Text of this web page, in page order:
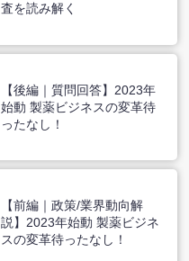
査を読み解く
【後編｜質問回答】2023年
始動 製薬ビジネスの変革待
ったなし！
【前編｜政策/業界動向解
説】2023年始動 製薬ビジネ
スの変革待ったなし！